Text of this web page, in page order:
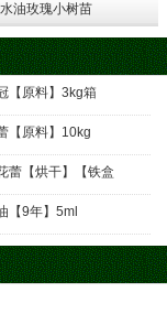
油玫瑰小树苗
【原料】3kg箱
【原料】10kg
蕾【烘干】【铁盒
【9年】5ml